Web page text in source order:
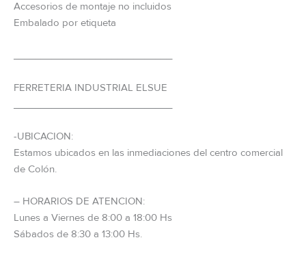
Accesorios de montaje no incluidos
Embalado por etiqueta
FERRETERIA INDUSTRIAL ELSUE
-UBICACION:
Estamos ubicados en las inmediaciones del centro comercial
de Colón.
– HORARIOS DE ATENCION:
Lunes a Viernes de 8:00 a 18:00 Hs
Sábados de 8:30 a 13:00 Hs.